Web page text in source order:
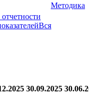
Методика
Вся
30.09.2025